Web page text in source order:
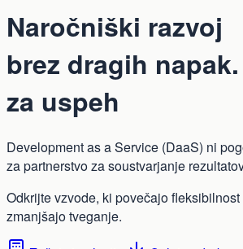
Naročniški razvoj
brez dragih napak.
za uspeh
Development as a Service (DaaS) ni
za partnerstvo za soustvarjanje
Odkrijte vzvode, ki povečajo
zmanjšajo tveganje.